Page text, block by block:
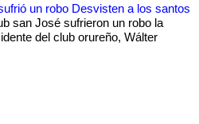
un robo Desvisten a los santos
san José sufrieron un robo la
del club orureño, Wálter